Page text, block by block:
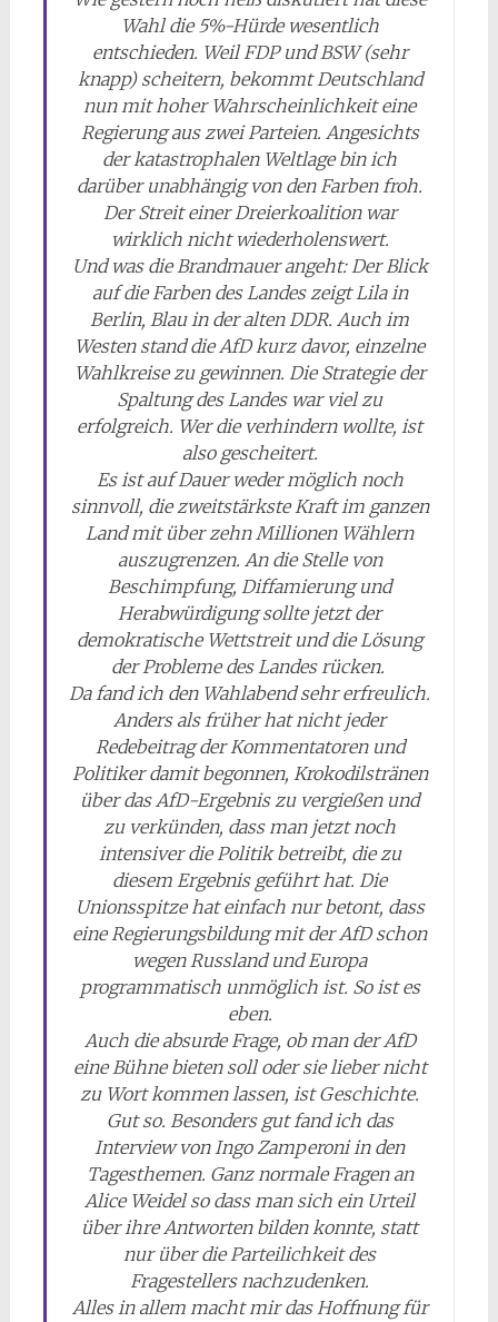
Wahl die 5%-Hürde wesentlich
entschieden. Weil FDP und BSW (sehr
knapp) scheitern, bekommt Deutschland
nun mit hoher Wahrscheinlichkeit eine
Regierung aus zwei Parteien. Angesichts
der katastrophalen Weltlage bin ich
darüber unabhängig von den Farben froh.
Der Streit einer Dreierkoalition war
wirklich nicht wiederholenswert.
Und was die Brandmauer angeht: Der Blick
auf die Farben des Landes zeigt Lila in
Berlin, Blau in der alten DDR. Auch im
Westen stand die AfD kurz davor, einzelne
Wahlkreise zu gewinnen. Die Strategie der
Spaltung des Landes war viel zu
erfolgreich. Wer die verhindern wollte, ist
also gescheitert.
Es ist auf Dauer weder möglich noch
sinnvoll, die zweitstärkste Kraft im ganzen
Land mit über zehn Millionen Wählern
auszugrenzen. An die Stelle von
Beschimpfung, Diffamierung und
Herabwürdigung sollte jetzt der
demokratische Wettstreit und die Lösung
der Probleme des Landes rücken.
Da fand ich den Wahlabend sehr erfreulich.
Anders als früher hat nicht jeder
Redebeitrag der Kommentatoren und
Politiker damit begonnen, Krokodilstränen
über das AfD-Ergebnis zu vergießen und
zu verkünden, dass man jetzt noch
intensiver die Politik betreibt, die zu
diesem Ergebnis geführt hat. Die
Unionsspitze hat einfach nur betont, dass
eine Regierungsbildung mit der AfD schon
wegen Russland und Europa
programmatisch unmöglich ist. So ist es
eben.
Auch die absurde Frage, ob man der AfD
eine Bühne bieten soll oder sie lieber nicht
zu Wort kommen lassen, ist Geschichte.
Gut so. Besonders gut fand ich das
Interview von Ingo Zamperoni in den
Tagesthemen. Ganz normale Fragen an
Alice Weidel so dass man sich ein Urteil
über ihre Antworten bilden konnte, statt
nur über die Parteilichkeit des
Fragestellers nachzudenken.
Alles in allem macht mir das Hoffnung für